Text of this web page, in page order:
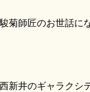
師匠のお世話に
井のギャラクシテ